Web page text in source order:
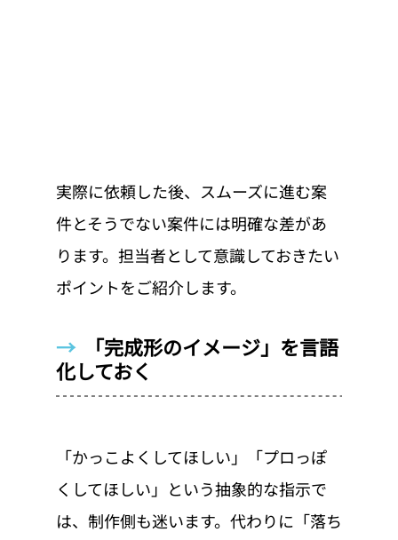
実際に依頼した後、スムーズに進む案
件とそうでない案件には明確な差があ
ります。担当者として意識しておきたい
ポイントをご紹介します。
→
「完成形のイメージ」を言語
化しておく
「かっこよくしてほしい」「プロっぽ
くしてほしい」という抽象的な指示で
は、制作側も迷います。代わりに「落ち